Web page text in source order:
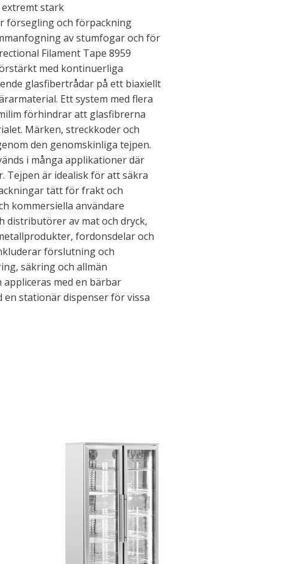
extremt stark
och förpackning
av stumfogar och för
Filament Tape 8959
med kontinuerliga
glasfibertrådar på ett biaxiellt
Ett system med flera
förhindrar att glasfibrerna
Märken, streckkoder och
den genomskinliga tejpen.
i många applikationer där
Tejpen är idealisk för att säkra
tätt för frakt och
kommersiella användare
distributörer av mat och dryck,
fordonsdelar och
förslutning och
säkring och allmän
med en bärbar
en stationär dispenser för vissa